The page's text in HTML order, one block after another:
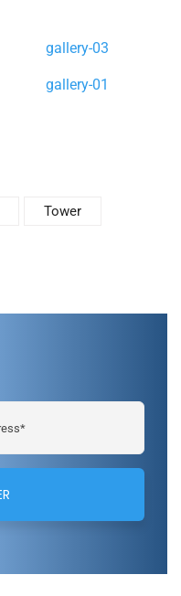
gallery-03
gallery-01
Tower